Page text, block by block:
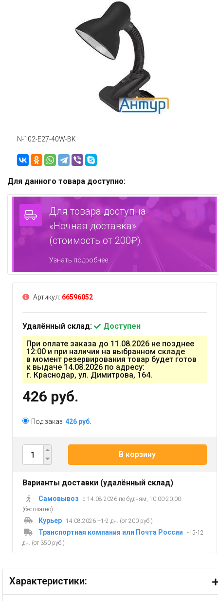
N-102-E27-40W-BK
Для данного товара доступно:
Для товара доступна
«Ночная доставка»
(стоимость от 200₽).
Узнать подробнее.
Артикул: 66596052
Удалённый склад:
Доступен
При оплате заказа до 11.08.2026 не позднее
12:00 и при наличии на выбранном складе
в момент резервирования товар будет готов
к выдаче 14.08.2026 по адресу:
г. Краснодар, ул. Димитрова, 164.
426 руб.
Под заказ 426 руб.
В корзину
Варианты доставки (удалённый склад)
Самовывоз
с 14.08.2026 по будням, 10:00-20:00
(бесплатно)
Курьер 14.08.2026 +1-2 дн. (от 200 руб.)
Транспортная компания или Почта России
~ 5-12
дн. (от 350 руб.)
Характеристики: